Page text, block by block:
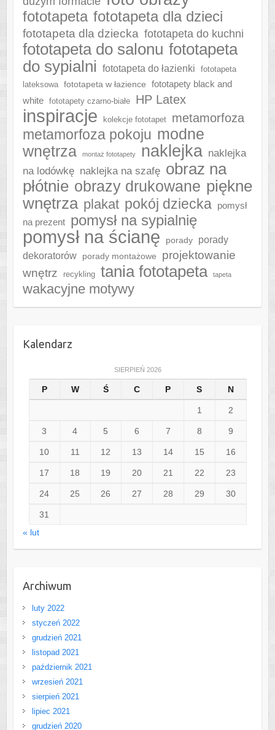
fototapeta fototapeta dla dzieci
fototapeta dla dziecka fototapeta do kuchni
fototapeta do salonu fototapeta
do sypialni
fototapeta do łazienki
fototapeta
lateksowa
fototapeta w łazience
fototapety black and
white
fototapety czarno-białe HP Latex
inspiracje kolekcje fototapet metamorfoza
metamorfoza pokoju modne
wnętrza
montaż fototapety naklejka naklejka
na lodówkę naklejka na szafę obraz na
płótnie obrazy drukowane piękne
wnętrza plakat pokój dziecka pomysł
na prezent pomysł na sypialnię
pomysł na ścianę porady
porady
dekoratorów
porady montażowe
projektowanie
wnętrz
recykling tania fototapeta tapeta
wakacyjne motywy
Kalendarz
SIERPIEŃ 2026
P W Ś C P S N
1 2
3 4 5 6 7 8 9
10 11 12 13 14 15 16
17 18 19 20 21 22 23
24 25 26 27 28 29 30
31
« lut
Archiwum
luty 2022
styczeń 2022
grudzień 2021
listopad 2021
październik 2021
wrzesień 2021
sierpień 2021
lipiec 2021
grudzień 2020